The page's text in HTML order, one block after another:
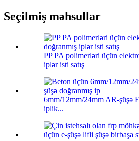
Seçilmiş məhsullar
PP PA polimerləri üçün
iplər isti satış
6mm/12mm/24mm AR-şüşə
iplik...